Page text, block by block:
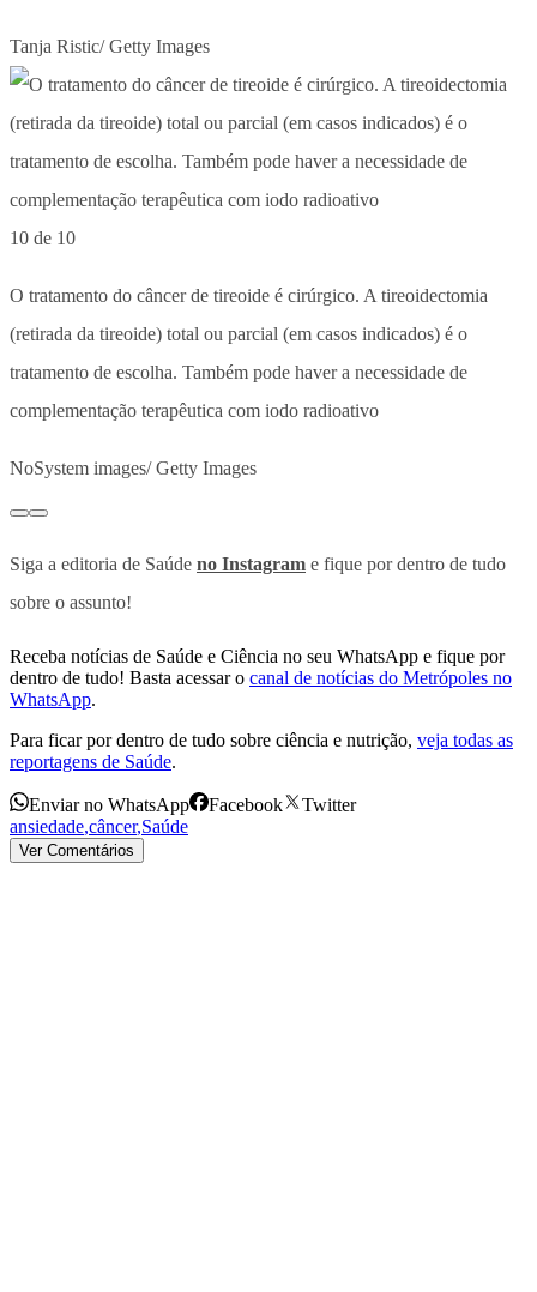
Tanja Ristic/ Getty Images
10 de 10
O tratamento do câncer de tireoide é cirúrgico. A tireoidectomia
(retirada da tireoide) total ou parcial (em casos indicados) é o
tratamento de escolha. Também pode haver a necessidade de
complementação terapêutica com iodo radioativo
NoSystem images/ Getty Images
Siga a editoria de Saúde no Instagram e fique por dentro de tudo
sobre o assunto!
Receba notícias de Saúde e Ciência no seu WhatsApp e fique por
dentro de tudo! Basta acessar o canal de notícias do Metrópoles no
WhatsApp.
Para ficar por dentro de tudo sobre ciência e nutrição, veja todas as
reportagens de Saúde.
Enviar no WhatsApp Facebook
Twitter
ansiedade,câncer,Saúde
Ver Comentários